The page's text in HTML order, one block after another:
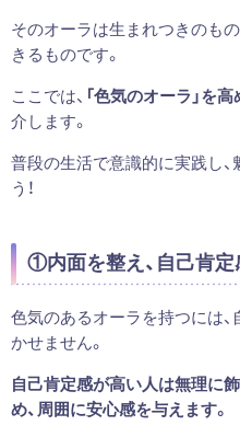
そのオーラは生まれつきのも
きるものです。
ここでは、 「色気のオーラ」を
介します。
普段の生活で意識的に実践し
う！
①内面を整え、自己肯
色気のあるオーラを持つには
かせません。
自己肯定感が高い人は無理に
め、周囲に安心感を与えます。